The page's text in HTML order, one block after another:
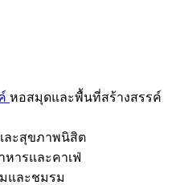
หอสมุดและพื้นที่สร้างสรรค์
ละสุขภาพนิสิต
หารและคาเฟ่
และชมรม